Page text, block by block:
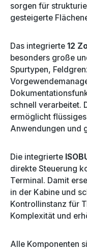
sorgen für
gesteigerte
Das integrierte 12
besonders große
Spurtypen,
schnell verarbeitet.
ermöglicht
Anwendungen und
Die integrierte
direkte Steuerung
Terminal. Damit
in der Kabine und
Kontrollinstanz für
Komplexität und
Alle Komponenten